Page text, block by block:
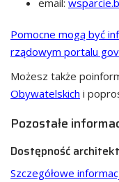
email:
Pomocne mogą być
rządowym portalu
Możesz także
Obywatelskich i
Pozostałe
Dostępność
Szczegółowe